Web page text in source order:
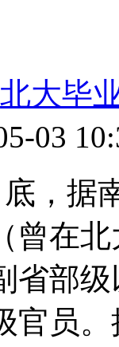
北大毕
03
，据
曾在
省部
官员